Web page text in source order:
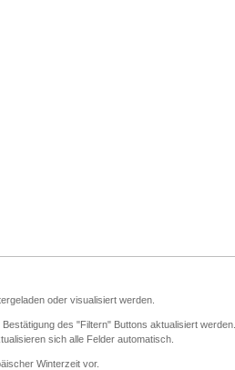
oder visualisiert werden.
des "Filtern" Buttons aktualisiert
sich alle Felder automatisch.
Winterzeit vor.